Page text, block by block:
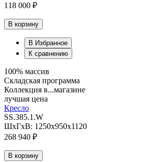
118 000 ₽
В корзину
В Избранное
К сравнению
100% массив
Складская программа
Коллекция в...магазине
лучшая цена
Кресло
SS.385.1.W
ШхГхВ: 1250х950х1120
268 940 ₽
В корзину